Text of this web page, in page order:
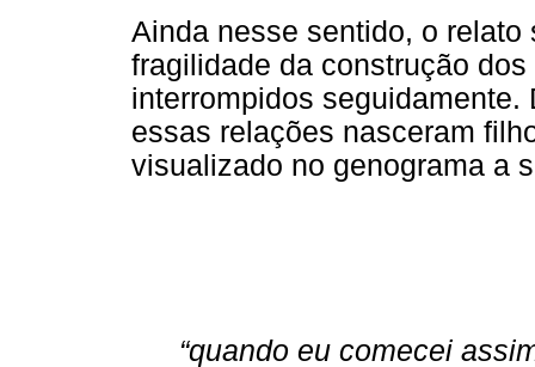
Ainda nesse sentido, o
fragilidade da construção
interrompidos
essas relações nasceram
visualizado no genograma a
“quando eu comecei